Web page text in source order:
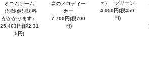
オニムゲーム
（別途個別送料
がかかります）
25,463円(税2,31
5円)
森のメロディー
カー
7,700円(税700
円)
ァ） グリーン
4,950円(税450
円)